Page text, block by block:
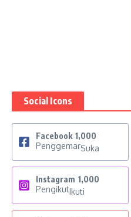
Social Icons
Facebook 1,000
PenggemarSuka
Instagram 1,000
PengikutIkuti